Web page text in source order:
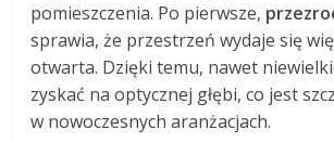
pomieszczenia. Po pierwsze,
sprawia, że przestrzeń wydaje się
otwarta. Dzięki temu, nawet
zyskać na optycznej głębi, co jest
w nowoczesnych aranżacjach.